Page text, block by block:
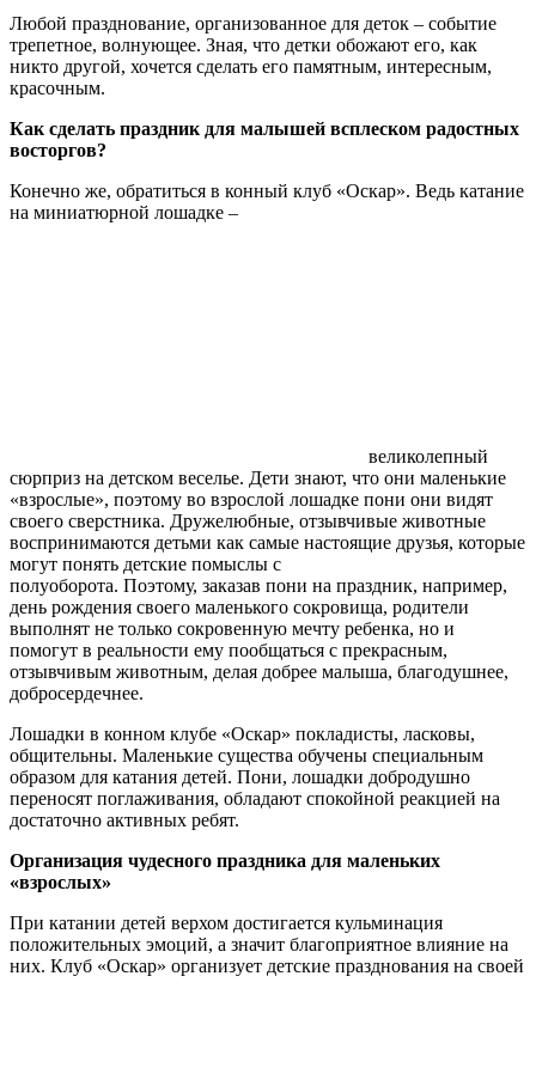
Любой празднование, организованное для деток – событие
трепетное, волнующее. Зная, что детки обожают его, как
никто другой, хочется сделать его памятным, интересным,
красочным.
Как сделать праздник для малышей всплеском радостных
восторгов?
Конечно же, обратиться в конный клуб «Оскар». Ведь катание
на миниатюрной лошадке –
великолепный
сюрприз на детском веселье. Дети знают, что они маленькие
«взрослые», поэтому во взрослой лошадке пони они видят
своего сверстника. Дружелюбные, отзывчивые животные
воспринимаются детьми как самые настоящие друзья, которые
могут понять детские помыслы с
полуоборота. Поэтому, заказав пони на праздник, например,
день рождения своего маленького сокровища, родители
выполнят не только сокровенную мечту ребенка, но и
помогут в реальности ему пообщаться с прекрасным,
отзывчивым животным, делая добрее малыша, благодушнее,
добросердечнее.
Лошадки в конном клубе «Оскар» покладисты, ласковы,
общительны. Маленькие существа обучены специальным
образом для катания детей. Пони, лошадки добродушно
переносят поглаживания, обладают спокойной реакцией на
достаточно активных ребят.
Организация чудесного праздника для маленьких
«взрослых»
При катании детей верхом достигается кульминация
положительных эмоций, а значит благоприятное влияние на
них. Клуб «Оскар» организует детские празднования на своей